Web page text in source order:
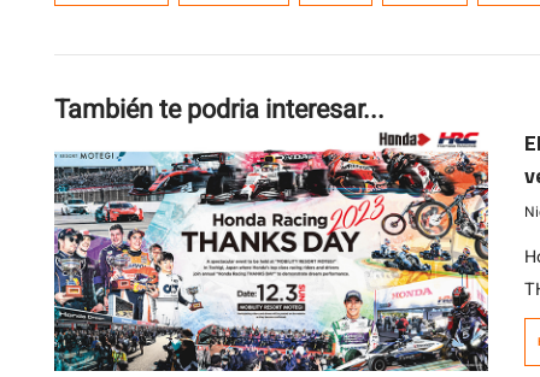
También te podria interesar...